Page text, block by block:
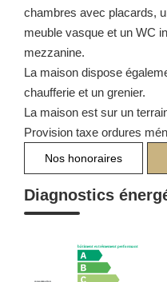
chambres avec placards,
meuble vasque et un WC
mezzanine.
La maison dispose
chaufferie et un grenier.
La maison est sur un
Provision taxe ordures
Nos honoraires
Diagnostics